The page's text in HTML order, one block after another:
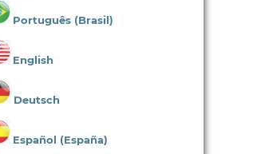
Português (Brasil)
English
Deutsch
Español (España)